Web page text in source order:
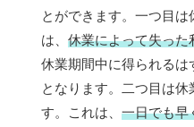
とができます。一つ目
は、 休業によって失った
休業期間中に得られるは
となります。二つ目は
す。これは、 一日でも早